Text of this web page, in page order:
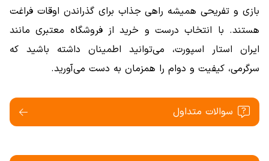
بازی و تفریحی همیشه راهی جذاب برای گذراندن اوقات فراغت
هستند. با انتخاب درست و خرید از فروشگاه معتبری مانند
ایران استار اسپورت، می‌توانید اطمینان داشته باشید که
سرگرمی، کیفیت و دوام را همزمان به دست می‌آورید.
سوالات متداول